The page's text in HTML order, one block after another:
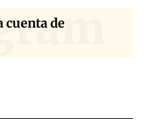
cuenta de